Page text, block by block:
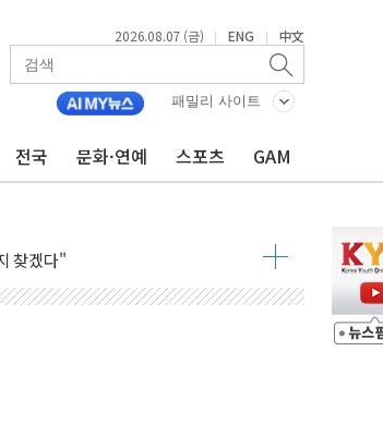
2026.08.07 (금) | ENG | 中文
패밀리 사이트
전국 문화·연예 스포츠 GAM
'활짝'
후퇴
찾겠다"
전환점"
대·속도전 총력"